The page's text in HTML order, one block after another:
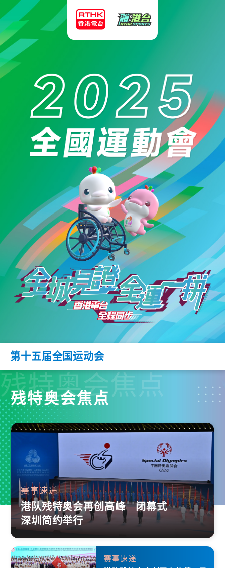
第十五届全国运动会
残特奥会焦点
残特奥会焦点
赛事速递
港队残特奥会再创高峰 闭幕式
深圳简约举行
赛事速递